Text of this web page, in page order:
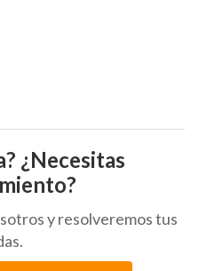
¿Necesitas
y resolveremos tus